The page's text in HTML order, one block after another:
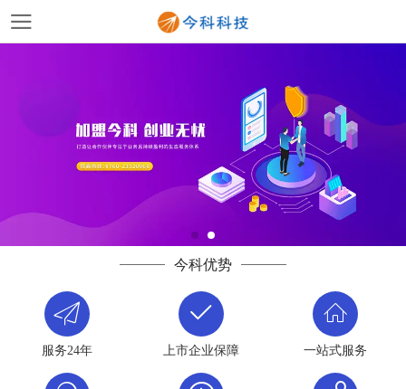
今科优势
服务24年 上市企业保障 一站式服务